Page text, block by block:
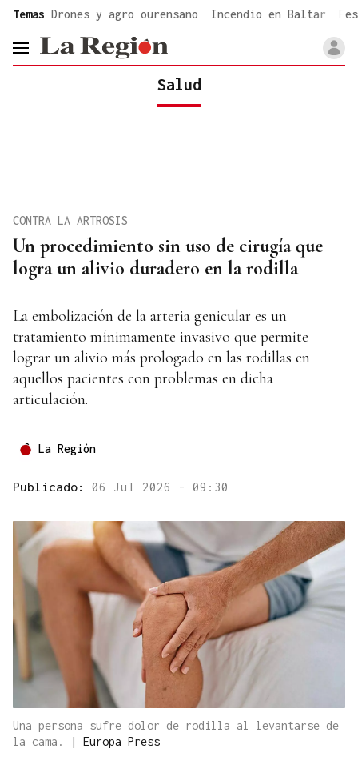
Temas Drones y agro ourensano Incendio en Baltar
header.menu.open
Salud
Un procedimiento sin uso de cirugía que
logra un alivio duradero en la rodilla
CONTRA LA ARTROSIS
La embolización de la arteria genicular es un
tratamiento mínimamente invasivo que permite
lograr un alivio más prologado en las rodillas en
aquellos pacientes con problemas en dicha
articulación.
La Región
Publicado: 06 Jul 2026 - 09:30
Una persona sufre dolor de rodilla al levantarse de
la cama.
| Europa Press